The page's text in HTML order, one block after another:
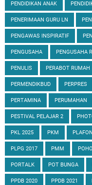
PENDIDIKAN ANAK
PENERIMAAN GURU LN
PENGAWAS INSPIRATIF
PENGUSAHA PENGUSAHA
PENULIS PERABOT RUMAH
PERMENDIKBUD PERPRES
PERTAMINA PERUMAHAN
PESTIVAL PELAJAR 2
PKL 2025 PKM PLAFON
PLPG 2017 PMM
PORTALK POT BUNGA
PPDB 2020 PPDB 2021